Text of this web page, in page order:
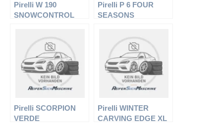
Pirelli W 190
SNOWCONTROL
Pirelli P 6 FOUR
SEASONS
Pirelli SCORPION
VERDE
Pirelli WINTER
CARVING EDGE XL